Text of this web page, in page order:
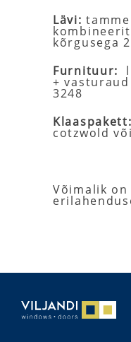
Lävi:
kõrgusega
Furnituur:
+
3248
Klaaspakett:
cotzwold
Võimalik